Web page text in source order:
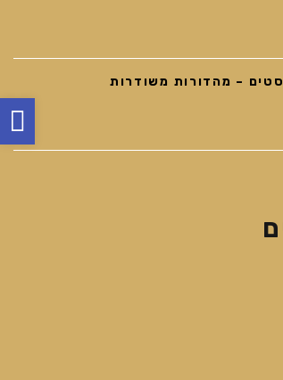
– מהדורות משודרות